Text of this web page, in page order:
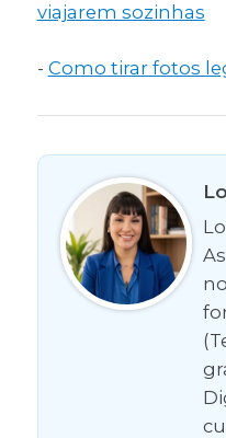
viajarem sozinhas
- Como tirar fotos